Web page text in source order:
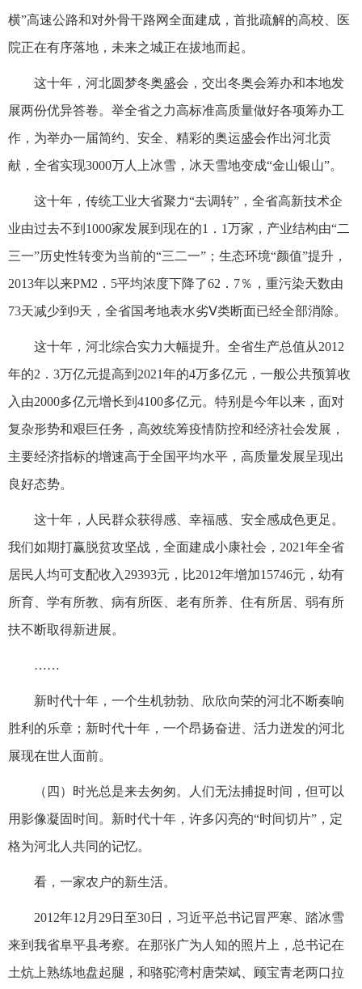
横”高速公路和对外骨干路网全面建成，首批疏解的高校、医
院正在有序落地，未来之城正在拔地而起。
这十年，河北圆梦冬奥盛会，交出冬奥会筹办和本地发
展两份优异答卷。举全省之力高标准高质量做好各项筹办工
作，为举办一届简约、安全、精彩的奥运盛会作出河北贡
献，全省实现3000万人上冰雪，冰天雪地变成“金山银山”。
这十年，传统工业大省聚力“去调转”，全省高新技术企
业由过去不到1000家发展到现在的1．1万家，产业结构由“二
三一”历史性转变为当前的“三二一”；生态环境“颜值”提升，
2013年以来PM2．5平均浓度下降了62．7％，重污染天数由
73天减少到9天，全省国考地表水劣Ⅴ类断面已经全部消除。
这十年，河北综合实力大幅提升。全省生产总值从2012
年的2．3万亿元提高到2021年的4万多亿元，一般公共预算收
入由2000多亿元增长到4100多亿元。特别是今年以来，面对
复杂形势和艰巨任务，高效统筹疫情防控和经济社会发展，
主要经济指标的增速高于全国平均水平，高质量发展呈现出
良好态势。
这十年，人民群众获得感、幸福感、安全感成色更足。
我们如期打赢脱贫攻坚战，全面建成小康社会，2021年全省
居民人均可支配收入29393元，比2012年增加15746元，幼有
所育、学有所教、病有所医、老有所养、住有所居、弱有所
扶不断取得新进展。
……
新时代十年，一个生机勃勃、欣欣向荣的河北不断奏响
胜利的乐章；新时代十年，一个昂扬奋进、活力迸发的河北
展现在世人面前。
（四）时光总是来去匆匆。人们无法捕捉时间，但可以
用影像凝固时间。新时代十年，许多闪亮的“时间切片”，定
格为河北人共同的记忆。
看，一家农户的新生活。
2012年12月29日至30日，习近平总书记冒严寒、踏冰雪
来到我省阜平县考察。在那张广为人知的照片上，总书记在
土炕上熟练地盘起腿，和骆驼湾村唐荣斌、顾宝青老两口拉